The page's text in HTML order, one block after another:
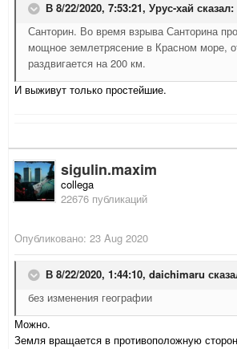
В 8/22/2020, 7:53:21, Урус-хай сказал:
Санторин. Во время взрыва Санторина
мощное землетрясение в Красном море,
раздвигается на 200 км.
И выживут только простейшие.
sigulin.maxim
collega
22676 публикаций
Опубликовано: 23 Aug 2020
В 8/22/2020, 1:44:10, daichimaru
без изменения географии
Можно.
Земля вращается в противоположную